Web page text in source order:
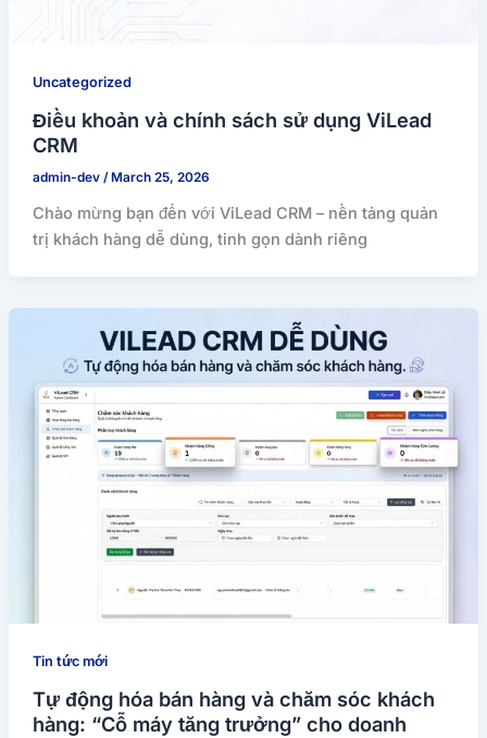
Uncategorized
Điều khoản và chính sách sử dụng ViLead
CRM
admin-dev / March 25, 2026
Chào mừng bạn đến với ViLead CRM – nền tảng quản
trị khách hàng dễ dùng, tinh gọn dành riêng
Tin tức mới
Tự động hóa bán hàng và chăm sóc khách
hàng: “Cỗ máy tăng trưởng” cho doanh